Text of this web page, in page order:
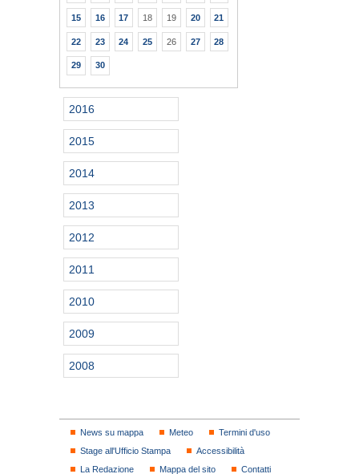
15 16 17 18 19 20 21
22 23 24 25 26 27 28
29 30
2016
2015
2014
2013
2012
2011
2010
2009
2008
News su mappa Meteo
Termini d'uso
Stage all'Ufficio Stampa
Accessibilità
La Redazione
Mappa del sito Contatti